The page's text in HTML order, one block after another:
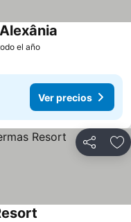
el año
Ver precios
Compartir